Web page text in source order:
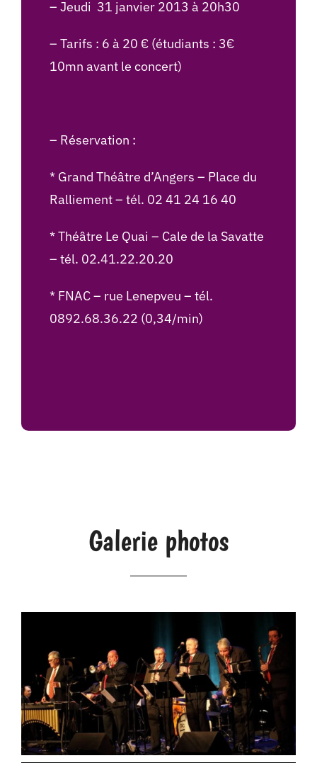
– Jeudi 31 janvier 2013 à 20h30
– Tarifs : 6 à 20 € (étudiants : 3€
10mn avant le concert)
– Réservation :
* Grand Théâtre d’Angers – Place du
Ralliement – tél. 02 41 24 16 40
* Théâtre Le Quai – Cale de la Savatte
– tél. 02.41.22.20.20
* FNAC – rue Lenepveu – tél.
0892.68.36.22 (0,34/min)
Galerie photos